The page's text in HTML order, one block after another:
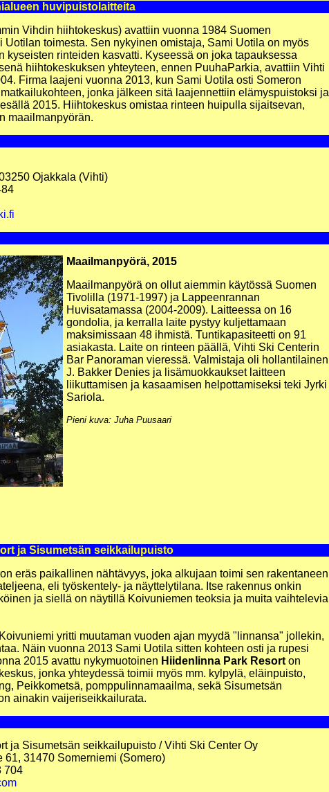
huvipuistolaitteita
Vihdin hiihtokeskus) avattiin vuonna 1984 Suomen
Uotilan toimesta. Sen nykyinen omistaja, Sami Uotila on myös
kyseisten rinteiden kasvatti. Kyseessä on joka tapauksessa
hiihtokeskuksen yhteyteen, ennen PuuhaParkia, avattiin Vihti
Firma laajeni vuonna 2013, kun Sami Uotila osti Someron
jonka jälkeen sitä laajennettiin elämyspuistoksi ja
2015. Hiihtokeskus omistaa rinteen huipulla sijaitsevan,
maailmanpyörän.
Ojakkala (Vihti)
Maailmanpyörä, 2015
Maailmanpyörä on ollut aiemmin käytössä Suomen
Tivolilla (1971-1997) ja Lappeenrannan
Huvisatamassa (2004-2009). Laitteessa on 16
gondolia, ja kerralla laite pystyy kuljettamaan
maksimissaan 48 ihmistä. Tuntikapasiteetti on 91
asiakasta. Laite on rinteen päällä, Vihti Ski Centerin
Bar Panoraman vieressä. Valmistaja oli hollantilainen
J. Bakker Denies ja lisämuokkaukset laitteen
liikuttamisen ja kasaamisen helpottamiseksi teki Jyrki
Sariola.
Pieni kuva: Juha Puusaari
ja Sisumetsän seikkailupuisto
eräs paikallinen nähtävyys, joka alkujaan toimi sen rakentaneen
eli työskentely- ja näyttelytilana. Itse rakennus onkin
ja siellä on näytillä Koivuniemen teoksia ja muita vaihtelevia
yritti muutaman vuoden ajan myydä "linnansa" jollekin,
Näin vuonna 2013 Sami Uotila sitten kohteen osti ja rupesi
2015 avattu nykymuotoinen Hiidenlinna Park Resort on
jonka yhteydessä toimii myös mm. kylpylä, eläinpuisto,
Peikkometsä, pomppulinnamaailma, sekä Sisumetsän
ainakin vaijeriseikkailurata.
ja Sisumetsän seikkailupuisto / Vihti Ski Center Oy
61, 31470 Somerniemi (Somero)
704